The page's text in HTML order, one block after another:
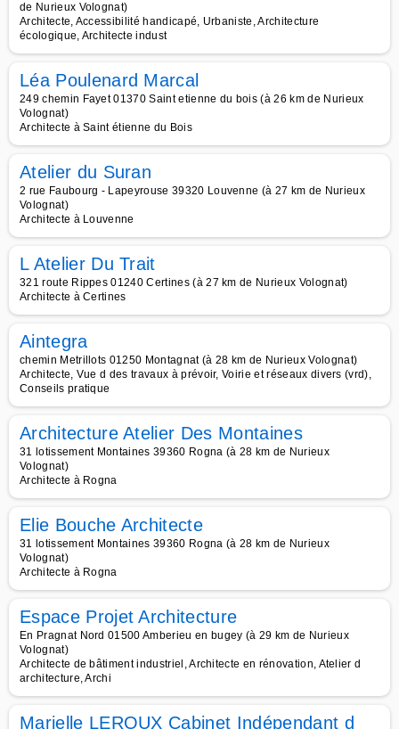
de Nurieux Volognat)
Architecte, Accessibilité handicapé, Urbaniste, Architecture
écologique, Architecte indust
Léa Poulenard Marcal
249 chemin Fayet 01370 Saint etienne du bois (à 26 km de Nurieux
Volognat)
Architecte à Saint étienne du Bois
Atelier du Suran
2 rue Faubourg - Lapeyrouse 39320 Louvenne (à 27 km de Nurieux
Volognat)
Architecte à Louvenne
L Atelier Du Trait
321 route Rippes 01240 Certines (à 27 km de Nurieux Volognat)
Architecte à Certines
Aintegra
chemin Metrillots 01250 Montagnat (à 28 km de Nurieux Volognat)
Architecte, Vue d des travaux à prévoir, Voirie et réseaux divers (vrd),
Conseils pratique
Architecture Atelier Des Montaines
31 lotissement Montaines 39360 Rogna (à 28 km de Nurieux
Volognat)
Architecte à Rogna
Elie Bouche Architecte
31 lotissement Montaines 39360 Rogna (à 28 km de Nurieux
Volognat)
Architecte à Rogna
Espace Projet Architecture
En Pragnat Nord 01500 Amberieu en bugey (à 29 km de Nurieux
Volognat)
Architecte de bâtiment industriel, Architecte en rénovation, Atelier d
architecture, Archi
Marielle LEROUX Cabinet Indépendant d